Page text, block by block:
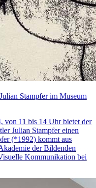
Stampfer im Museum
von 11 bis 14 Uhr bietet der
Julian Stampfer einen
(*1992) kommt aus
der Bildenden
Kommunikation bei